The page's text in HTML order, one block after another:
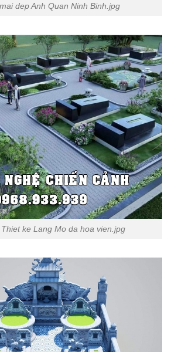
dep Anh Quan Ninh Binh.jpg
ke Lang Mo da hoa vien.jpg